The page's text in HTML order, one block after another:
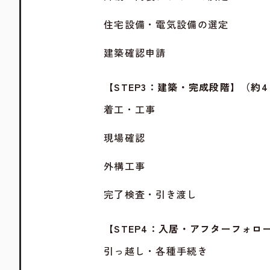
住宅設備・電気設備の選定
建築確認申請
【STEP3：建築・完成段階】（約4
着工・工事
現場確認
外構工事
完了検査・引き渡し
【STEP4：入居・アフターフォロー
引っ越し・各種手続き